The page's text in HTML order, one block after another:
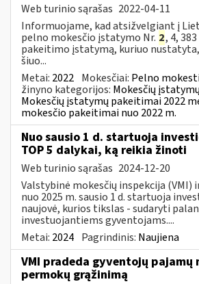
Web turinio sąrašas 2022-04-11
Informuojame, kad atsižvelgiant į
pelno mokesčio įstatymo Nr. 2, 4,
pakeitimo įstatymą, kuriuo
šiuo...
Metai: 2022 Mokesčiai: Pelno
žinyno kategorijos: Mokesčių
Mokesčių įstatymų pakeitimai 2022
mokesčio pakeitimai nuo 2022 m.
Nuo sausio 1 d. startuoja
TOP 5 dalykai, ką reikia žinoti
Web turinio sąrašas 2024-12-20
Valstybinė mokesčių inspekcija (VMI)
nuo 2025 m. sausio 1 d. startuoja
naujovė, kurios tikslas - sudaryti
investuojantiems gyventojams....
Metai: 2024 Pagrindinis: Naujiena
VMI pradeda gyventojų pajamų
permokų grąžinimą